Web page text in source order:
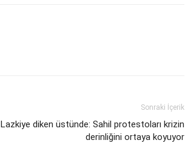
Sonraki İçerik
Lazkiye diken üstünde: Sahil protestoları krizin
derinliğini ortaya koyuyor